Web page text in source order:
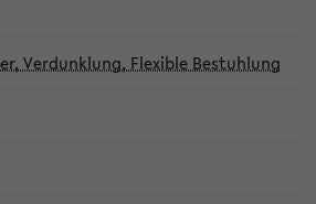
Verdunklung, Flexible Bestuhlung